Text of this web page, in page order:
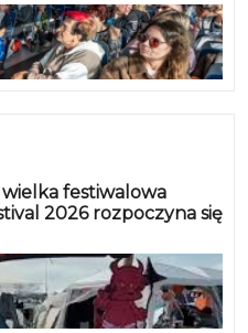
festiwalowa
2026 rozpoczyna się